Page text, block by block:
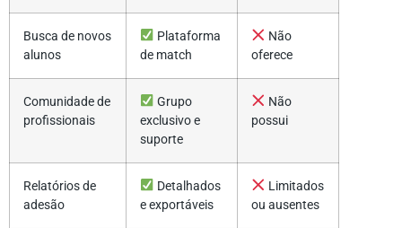
Busca de novos
alunos
Plataforma
de match
Não
oferece
Comunidade de
profissionais
Grupo
exclusivo e
suporte
Não
possui
Relatórios de
adesão
Detalhados
e exportáveis
Limitados
ou ausentes